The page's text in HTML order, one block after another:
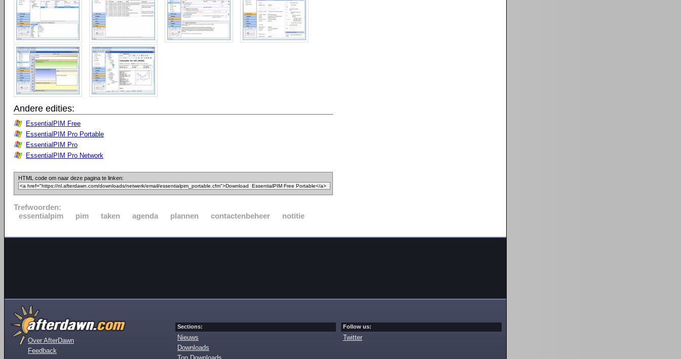
Andere edities:
EssentialPIM Free
EssentialPIM Pro Portable
EssentialPIM Pro
EssentialPIM Pro Network
HTML code om naar deze pagina te linken:
Trefwoorden:
essentialpim
pim taken agenda plannen contactenbeheer notitie
Over AfterDawn
Feedback
Sections:
Nieuws
Downloads
Follow us:
Twitter